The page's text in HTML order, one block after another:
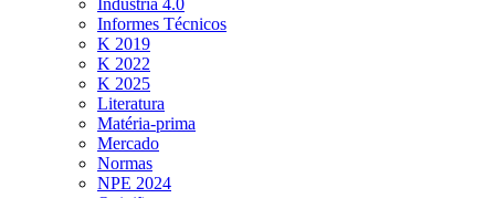
Indústria 4.0
Informes Técnicos
K 2019
K 2022
K 2025
Literatura
Matéria-prima
Mercado
Normas
NPE 2024